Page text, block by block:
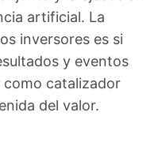
artificial. La
inversores es si
y eventos
catalizador
del valor.